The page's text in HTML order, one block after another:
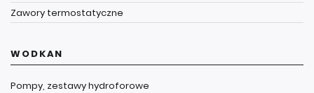
Zawory termostatyczne
WODKAN
Pompy, zestawy hydroforowe